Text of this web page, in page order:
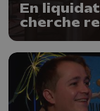
En
cherche